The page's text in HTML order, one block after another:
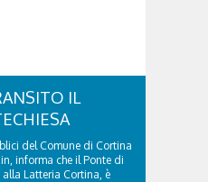
IL
del Comune di Cortina
informa che il Ponte di
Latteria Cortina, è